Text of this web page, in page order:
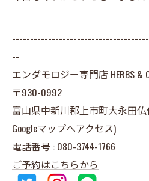
--
エンダモロジー専門店 HERBS &
〒930-0992
富山県中新川郡上市町大永田
Googleマップへアクセス)
電話番号 : 080-3744-1766
ご予約はこちらから